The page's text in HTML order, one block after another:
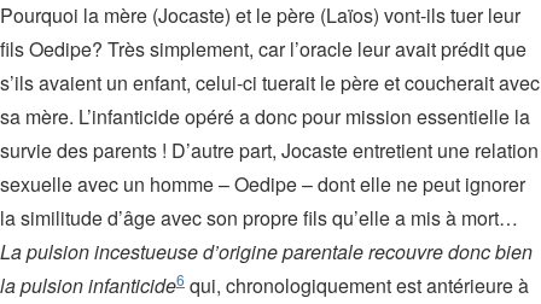
Pourquoi la mère (Jocaste) et le père (Laïos) vont-ils tuer leur
fils Oedipe? Très simplement, car l’oracle leur avait prédit que
s’ils avaient un enfant, celui-ci tuerait le père et coucherait avec
sa mère. L’infanticide opéré a donc pour mission essentielle la
survie des parents ! D’autre part, Jocaste entretient une relation
sexuelle avec un homme – Oedipe – dont elle ne peut ignorer
la similitude d’âge avec son propre fils qu’elle a mis à mort…
La pulsion incestueuse d’origine parentale recouvre donc bien
la pulsion infanticide6 qui, chronologiquement est antérieure à